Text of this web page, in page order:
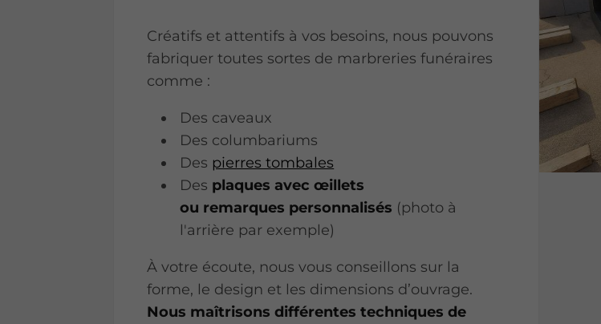
Créatifs et attentifs à vos besoins, nous pouvons
fabriquer toutes sortes de marbreries funéraires
comme :
Des caveaux
Des columbariums
Des pierres tombales
Des plaques avec œillets
ou remarques personnalisés (photo à
l'arrière par exemple)
À votre écoute, nous vous conseillons sur la
forme, le design et les dimensions d’ouvrage.
Nous maîtrisons différentes techniques de